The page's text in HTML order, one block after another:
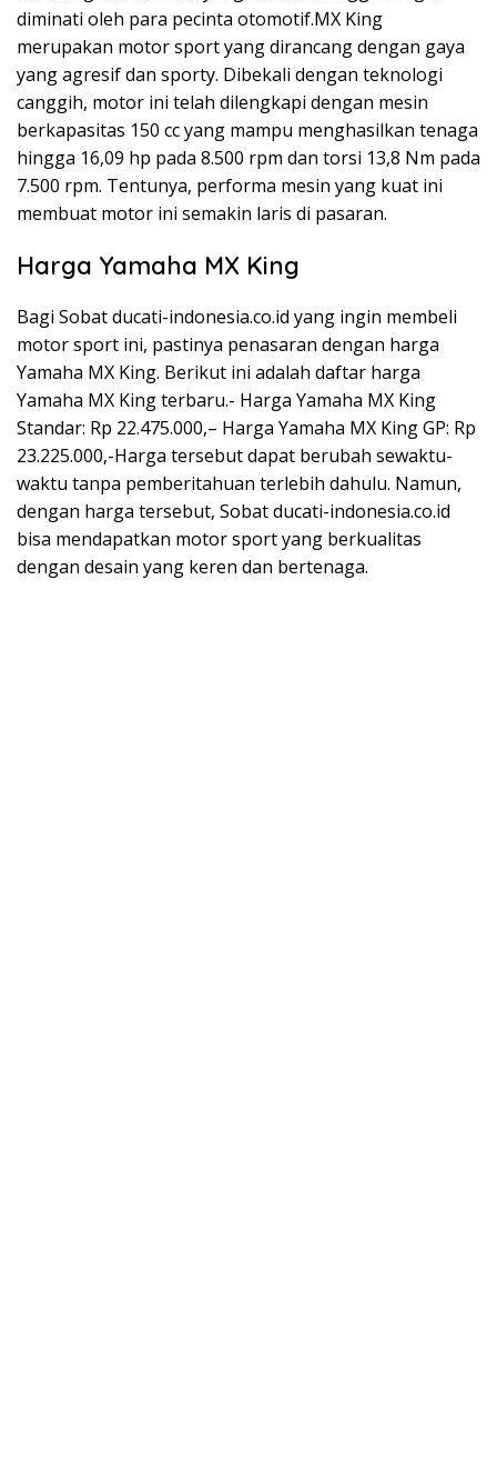
diminati oleh para pecinta otomotif.MX King
merupakan motor sport yang dirancang dengan gaya
yang agresif dan sporty. Dibekali dengan teknologi
canggih, motor ini telah dilengkapi dengan mesin
berkapasitas 150 cc yang mampu menghasilkan tenaga
hingga 16,09 hp pada 8.500 rpm dan torsi 13,8 Nm pada
7.500 rpm. Tentunya, performa mesin yang kuat ini
membuat motor ini semakin laris di pasaran.
Harga Yamaha MX King
Bagi Sobat ducati-indonesia.co.id yang ingin membeli
motor sport ini, pastinya penasaran dengan harga
Yamaha MX King. Berikut ini adalah daftar harga
Yamaha MX King terbaru.- Harga Yamaha MX King
Standar: Rp 22.475.000,– Harga Yamaha MX King GP: Rp
23.225.000,-Harga tersebut dapat berubah sewaktu-
waktu tanpa pemberitahuan terlebih dahulu. Namun,
dengan harga tersebut, Sobat ducati-indonesia.co.id
bisa mendapatkan motor sport yang berkualitas
dengan desain yang keren dan bertenaga.